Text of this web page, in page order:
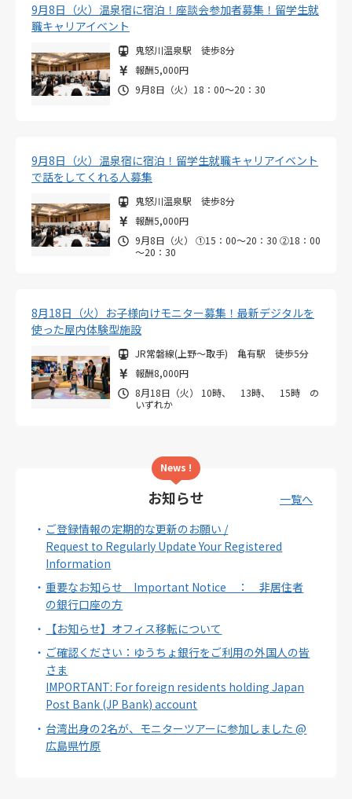
9月8日（火）温泉宿に宿泊！座談会参加者募集！留学生就
職キャリアイベント
鬼怒川温泉駅 徒歩8分
報酬5,000円
9月8日（火）18：00～20：30
9月8日（火）温泉宿に宿泊！留学生就職キャリアイベント
で話をしてくれる人募集
鬼怒川温泉駅 徒歩8分
報酬5,000円
9月8日（火） ①15：00～20：30 ②18：00
～20：30
8月18日（火）お子様向けモニター募集！最新デジタルを
使った屋内体験型施設
JR常磐線(上野～取手) 亀有駅 徒歩5分
報酬8,000円
8月18日（火） 10時、 13時、 15時 の
いずれか
News !
お知らせ
一覧へ
ご登録情報の定期的な更新のお願い /
Request to Regularly Update Your Registered
Information
重要なお知らせ Important Notice ： 非居住者
の銀行口座の方
【お知らせ】オフィス移転について
ご確認ください：ゆうちょ銀行をご利用の外国人の皆
さま
IMPORTANT: For foreign residents holding Japan
Post Bank (JP Bank) account
台湾出身の2名が、モニターツアーに参加しました @
広島県竹原